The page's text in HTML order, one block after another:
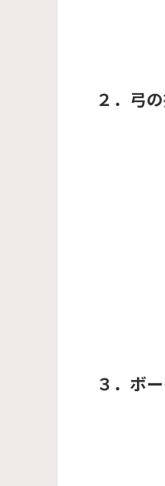
２．弓
３．ボ